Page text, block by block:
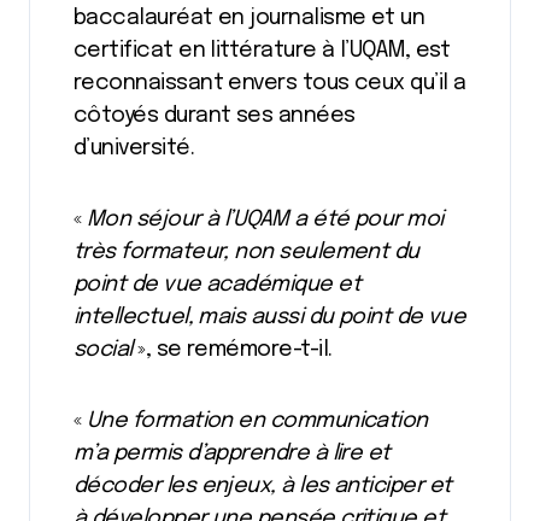
baccalauréat en journalisme et un
certificat en littérature à l’UQAM, est
reconnaissant envers tous ceux qu’il a
côtoyés durant ses années
d’université.
« Mon séjour à l’UQAM a été pour moi
très formateur, non seulement du
point de vue académique et
intellectuel, mais aussi du point de vue
social», se remémore-t-il.
« Une formation en communication
m’a permis d’apprendre à lire et
décoder les enjeux, à les anticiper et